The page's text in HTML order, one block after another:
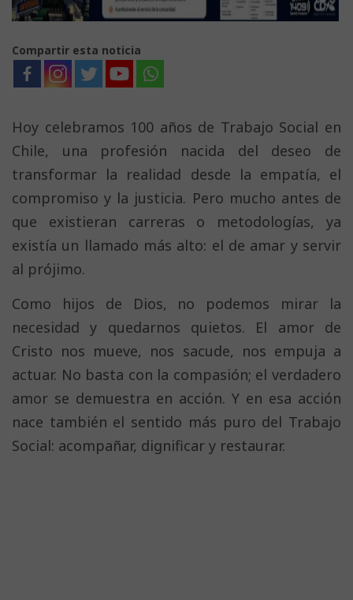
Compartir esta noticia
Hoy celebramos 100 años de Trabajo Social en
Chile, una profesión nacida del deseo de
transformar la realidad desde la empatía, el
compromiso y la justicia. Pero mucho antes de
que existieran carreras o metodologías, ya
existía un llamado más alto: el de amar y servir
al prójimo.
Como hijos de Dios, no podemos mirar la
necesidad y quedarnos quietos. El amor de
Cristo nos mueve, nos sacude, nos empuja a
actuar. No basta con la compasión; el verdadero
amor se demuestra en acción. Y en esa acción
nace también el sentido más puro del Trabajo
Social: acompañar, dignificar y restaurar.